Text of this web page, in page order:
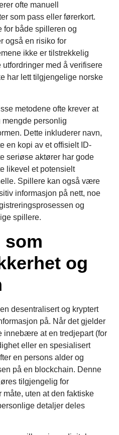
ofte manuell
som pass eller førerkort.
for både spilleren og
også en risiko for
ikke er tilstrekkelig
med å verifisere
har lett tilgjengelige norske
metodene ofte krever at
personlig
Dette inkluderer navn,
en kopi av et offisielt ID-
seriøse aktører har gode
likevel et potensielt
Spillere kan også være
informasjon på nett, noe
og
spillere.
som
og
desentralisert og kryptert
på. Når det gjelder
innebære at en tredjepart (for
eller en spesialisert
en persons alder og
på en blockchain. Denne
tilgjengelig for
uten at den faktiske
detaljer deles